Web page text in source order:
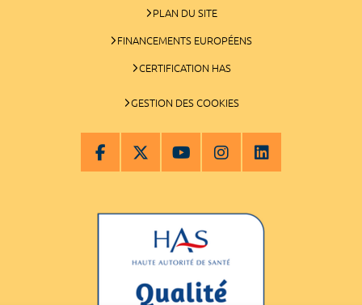
PLAN DU SITE
FINANCEMENTS EUROPÉENS
CERTIFICATION HAS
GESTION DES COOKIES